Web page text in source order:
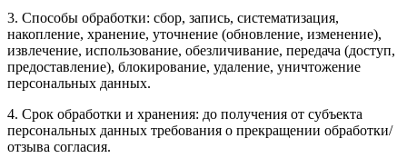
3. Способы обработки: сбор, запись, систематизация,
накопление, хранение, уточнение (обновление, изменение),
извлечение, использование, обезличивание, передача (доступ,
предоставление), блокирование, удаление, уничтожение
персональных данных.
4. Срок обработки и хранения: до получения от субъекта
персональных данных требования о прекращении обработки/
отзыва согласия.